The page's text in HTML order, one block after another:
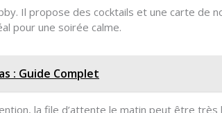
Il propose des cocktails et une carte de
pour une soirée calme.
: Guide Complet
la file d’attente le matin peut être